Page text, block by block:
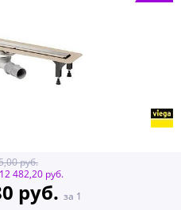
руб.
482,20 руб.
руб. за 1